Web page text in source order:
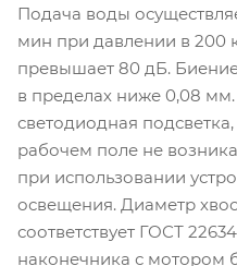
Подача воды
мин при давлении в 200
превышает 80 дБ.
в пределах ниже 0,08 мм.
светодиодная
рабочем поле не
при использовании
освещения. Диаметр
соответствует ГОСТ
наконечника с мотором